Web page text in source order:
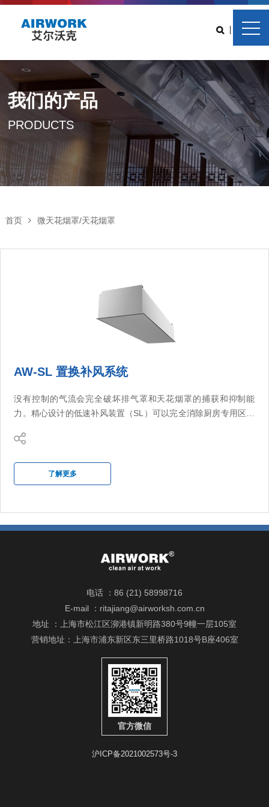
中 EN
我们的产品
PRODUCTS
首页 微天花烟罩/天花烟罩
AW-SL 置换补风系统
没有控制的气流会完全破坏排气罩和天花烟罩的捕获和抑制能
力。精心设计的低速补风装置（SL）可以完全消除厨房专用区内
主要影响因素，习惯上采用高速混合或低速混合系统，但现在又
出现另一种可选方式，与混合系统相比，这种方式可以提高热舒
温度应一致。但是，因为商用厨房的热量集中度较高，分层现象
自然会发生。结果导致调节后空气在与屋顶热空气混合时失去一
研究表明如果混合风口位于烟罩附近，高速气流会扰乱烹饪热羽
流，将其中一部分拉出烟罩（实际上就是导致烟罩“溢出”），进
一步增加空间内的热负荷。
AW-SL置换通风系统可以直接将低速空气送入厨房下部，让空气
自然分层。这会导致厨房上部温度较高，同时保持工作区域温度
较低。这样不需购置空调系统就可以改善厨房室内空气质量。置
换通风系统的应用与传统的混和新风相比，可以使烟罩排气量减
了解更多
电话 ：86 (21) 58998716
E-mail ：ritajiang@airworksh.com.cn
地址 ：上海市松江区泖港镇新明路380号9幢一层105室
营销地址：上海市浦东新区东三里桥路1018号B座406室
官方微信
沪ICP备2021002573号-3